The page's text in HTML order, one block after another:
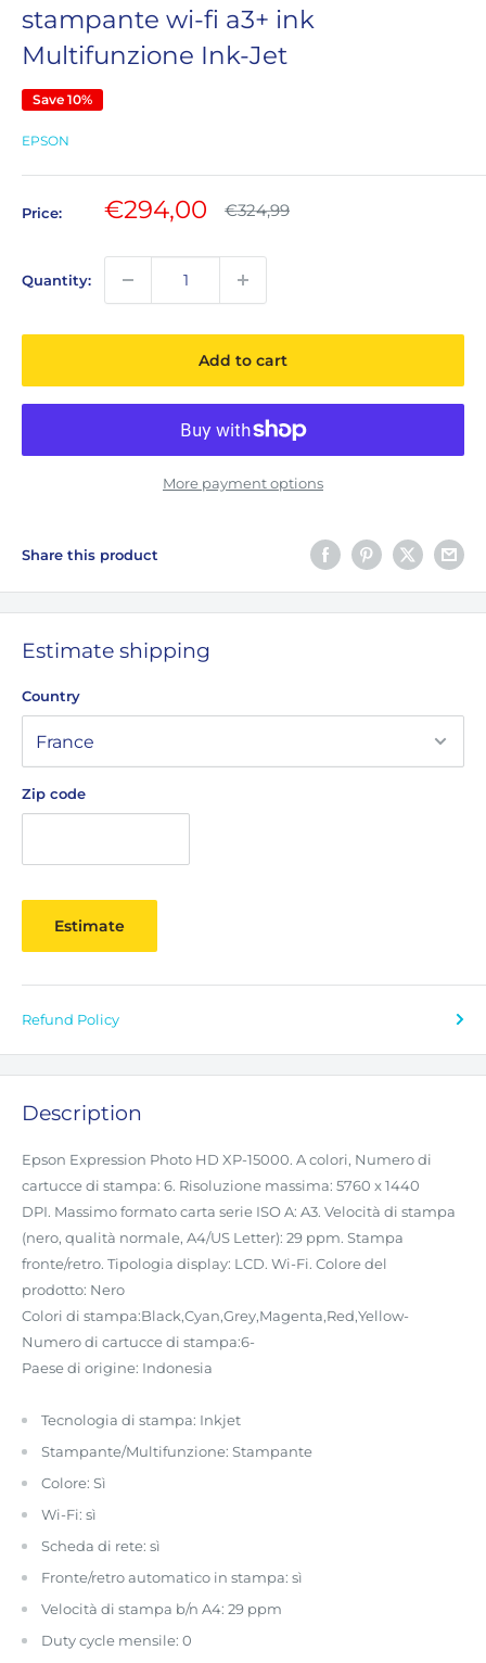
stampante wi-fi a3+ ink
Multifunzione Ink-Jet
Save 10%
EPSON
Price:
Sale
€294,00 Regular
€324,99
Quantity:
Add to cart
More payment options
Share this product
Estimate shipping
Country
Zip code
Estimate
Refund Policy
Description
Epson Expression Photo HD XP-15000. A colori, Numero di
cartucce di stampa: 6. Risoluzione massima: 5760 x 1440
DPI. Massimo formato carta serie ISO A: A3. Velocità di stampa
(nero, qualità normale, A4/US Letter): 29 ppm. Stampa
fronte/retro. Tipologia display: LCD. Wi-Fi. Colore del
prodotto: Nero
Colori di stampa:Black,Cyan,Grey,Magenta,Red,Yellow-
Numero di cartucce di stampa:6-
Paese di origine: Indonesia
Tecnologia di stampa: Inkjet
Stampante/Multifunzione: Stampante
Colore: Sì
Wi-Fi: sì
Scheda di rete: sì
Fronte/retro automatico in stampa: sì
Velocità di stampa b/n A4: 29 ppm
Duty cycle mensile: 0